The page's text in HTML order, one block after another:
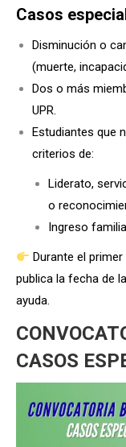
Casos
Disminución o
(muerte,
Dos o más
UPR.
Estudiantes que
criterios de:
Liderato,
o
Ingreso
Durante el
publica la fecha de
ayuda.
CASOS